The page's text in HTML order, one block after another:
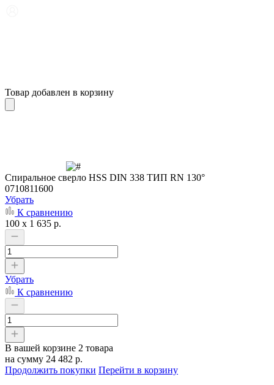
Товар добавлен в корзину
Cпиральное сверло HSS DIN 338 ТИП RN 130°
0710811600
Убрать
К сравнению
100 x 1 635 р.
Убрать
К сравнению
В вашей корзине 2 товара
на сумму 24 482 р.
Продолжить покупки Перейти в корзину